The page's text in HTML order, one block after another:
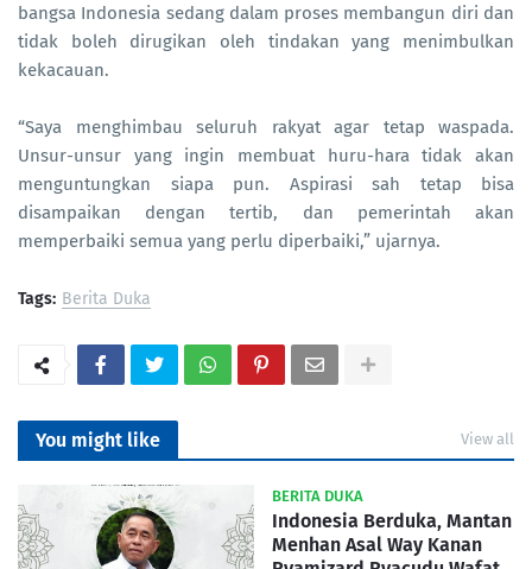
bangsa Indonesia sedang dalam proses membangun diri dan
tidak boleh dirugikan oleh tindakan yang menimbulkan
kekacauan.
“Saya menghimbau seluruh rakyat agar tetap waspada.
Unsur-unsur yang ingin membuat huru-hara tidak akan
menguntungkan siapa pun. Aspirasi sah tetap bisa
disampaikan dengan tertib, dan pemerintah akan
memperbaiki semua yang perlu diperbaiki,” ujarnya.
Tags: Berita Duka
You might like View all
BERITA DUKA
Indonesia Berduka, Mantan
Menhan Asal Way Kanan